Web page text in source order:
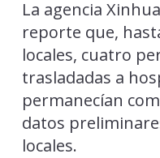
La agencia
reporte que,
locales, cuatro
trasladadas a
permanecían
datos
locales.